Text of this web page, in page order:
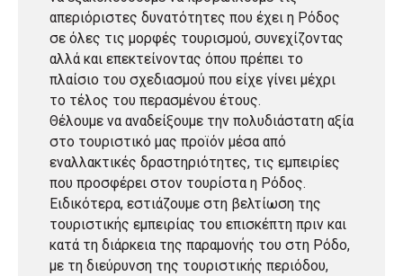
απεριόριστες δυνατότητες που έχει η Ρόδος
σε όλες τις μορφές τουρισμού, συνεχίζοντας
αλλά και επεκτείνοντας όπου πρέπει το
πλαίσιο του σχεδιασμού που είχε γίνει μέχρι
το τέλος του περασμένου έτους.
Θέλουμε να αναδείξουμε την πολυδιάστατη αξία
στο τουριστικό μας προϊόν μέσα από
εναλλακτικές δραστηριότητες, τις εμπειρίες
που προσφέρει στον τουρίστα η Ρόδος.
Ειδικότερα, εστιάζουμε στη βελτίωση της
τουριστικής εμπειρίας του επισκέπτη πριν και
κατά τη διάρκεια της παραμονής του στη Ρόδο,
με τη διεύρυνση της τουριστικής περιόδου,